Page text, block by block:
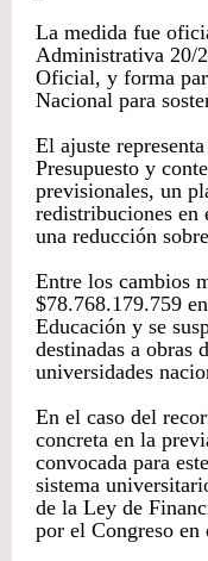
La medida fue
Administrativa 20/
Oficial, y forma
Nacional para
El ajuste
Presupuesto y
previsionales, un
redistribuciones en
una reducción
Entre los cambios
$78.768.179.759
Educación y se
destinadas a obras
universidades
En el caso del
concreta en la
convocada para
sistema
de la Ley de
por el Congreso en